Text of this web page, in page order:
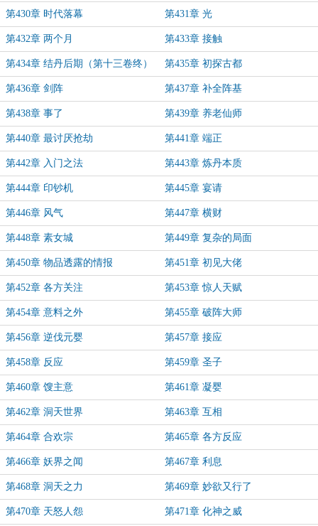
第430章 时代落幕 第431章 光
第432章 两个月 第433章 接触
第434章 结丹后期（第十三卷终） 第435章 初探古都
第436章 剑阵 第437章 补全阵基
第438章 事了 第439章 养老仙师
第440章 最讨厌抢劫 第441章 端正
第442章 入门之法 第443章 炼丹本质
第444章 印钞机 第445章 宴请
第446章 风气 第447章 横财
第448章 素女城 第449章 复杂的局面
第450章 物品透露的情报 第451章 初见大佬
第452章 各方关注 第453章 惊人天赋
第454章 意料之外 第455章 破阵大师
第456章 逆伐元婴 第457章 接应
第458章 反应 第459章 圣子
第460章 馊主意 第461章 凝婴
第462章 洞天世界 第463章 互相
第464章 合欢宗 第465章 各方反应
第466章 妖界之闻 第467章 利息
第468章 洞天之力 第469章 妙欲又行了
第470章 天怒人怨 第471章 化神之威